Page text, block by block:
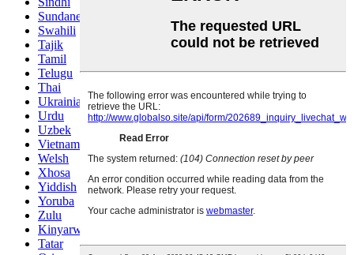
Sundanese
Swahili
Tajik
Tamil
Telugu
Thai
Ukrainian
Urdu
Uzbek
Vietnamese
Welsh
Xhosa
Yiddish
Yoruba
Zulu
Kinyarwanda
Tatar